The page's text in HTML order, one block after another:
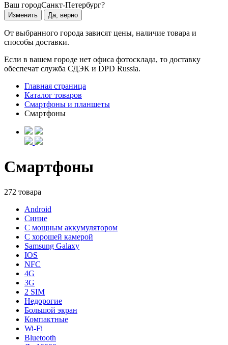
Ваш городСанкт-Петербург?
Изменить Да, верно
От выбранного города зависят цены, наличие товара и
способы доставки.
Если в вашем городе нет офиса фотосклада, то доставку
обеспечат служба СДЭК и DPD Russia.
Главная страница
Каталог товаров
Смартфоны и планшеты
Смартфоны
Смартфоны
272 товара
Android
Синие
С мощным аккумулятором
С хорошей камерой
Samsung Galaxy
IOS
NFC
4G
3G
2 SIM
Недорогие
Большой экран
Компактные
Wi-Fi
Bluetooth